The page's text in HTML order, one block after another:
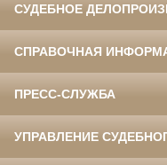
СУДЕБНОЕ
СПРАВОЧНАЯ
ПРЕСС-СЛУЖБА
УПРАВЛЕНИЕ